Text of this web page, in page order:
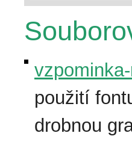
použití
drobnou